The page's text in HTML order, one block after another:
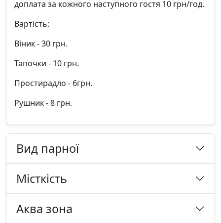
доплата за кожного наступного гостя 10 грн/год.
Вартість:
Віник - 30 грн.
Тапочки - 10 грн.
Простирадло - 6грн.
Рушник - 8 грн.
Вид парної
Місткість
Аква зона